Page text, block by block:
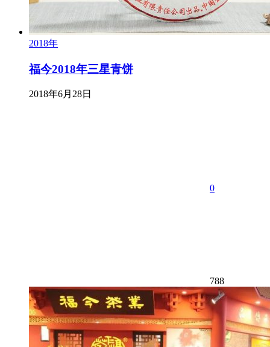
2018年
福今2018年三星青饼
2018年6月28日
0
788